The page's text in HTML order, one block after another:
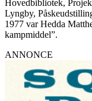
Hovedbibliotek,
Lyngby,
1977 var Hedda
kampmiddel”.
ANNONCE